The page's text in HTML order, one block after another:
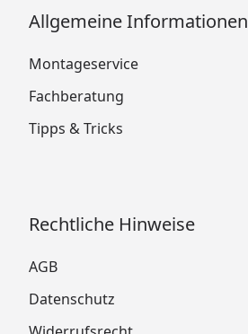
Allgemeine Informationen
Montageservice
Fachberatung
Tipps & Tricks
Rechtliche Hinweise
AGB
Datenschutz